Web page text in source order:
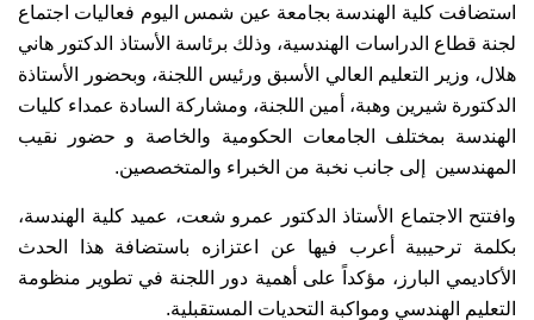
استضافت كلية الهندسة بجامعة عين شمس اليوم فعاليات اجتماع
لجنة قطاع الدراسات الهندسية، وذلك برئاسة الأستاذ الدكتور هاني
هلال، وزير التعليم العالي الأسبق ورئيس اللجنة، وبحضور الأستاذة
الدكتورة شيرين وهبة، أمين اللجنة، ومشاركة السادة عمداء كليات
الهندسة بمختلف الجامعات الحكومية والخاصة و حضور نقيب
المهندسين إلى جانب نخبة من الخبراء والمتخصصين.
وافتتح الاجتماع الأستاذ الدكتور عمرو شعت، عميد كلية الهندسة،
بكلمة ترحيبية أعرب فيها عن اعتزازه باستضافة هذا الحدث
الأكاديمي البارز، مؤكداً على أهمية دور اللجنة في تطوير منظومة
التعليم الهندسي ومواكبة التحديات المستقبلية.